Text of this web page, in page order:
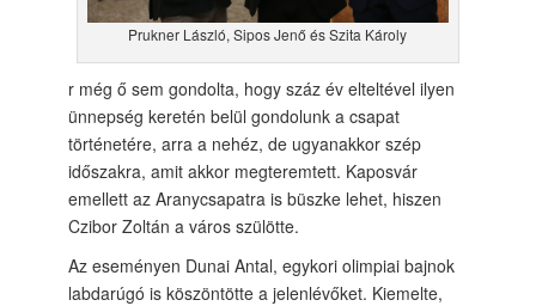
Prukner László, Sipos Jenő és Szita Károly
r még ő sem gondolta, hogy száz év elteltével ilyen
ünnepség keretén belül gondolunk a csapat
történetére, arra a nehéz, de ugyanakkor szép
időszakra, amit akkor megteremtett. Kaposvár
emellett az Aranycsapatra is büszke lehet, hiszen
Czibor Zoltán a város szülötte.
Az eseményen Dunai Antal, egykori olimpiai bajnok
labdarúgó is köszöntötte a jelenlévőket. Kiemelte,